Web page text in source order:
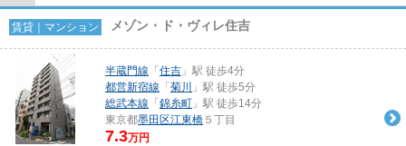
賃貸｜マンション メゾン・ド・ヴィレ住吉
半蔵門線 「 住吉 」駅 徒歩4分
都営新宿線 「 菊川
」駅 徒歩5分
総武本線 「 錦糸町 」駅 徒歩14分
東京都墨田区江東橋 ５丁目
7.3万円